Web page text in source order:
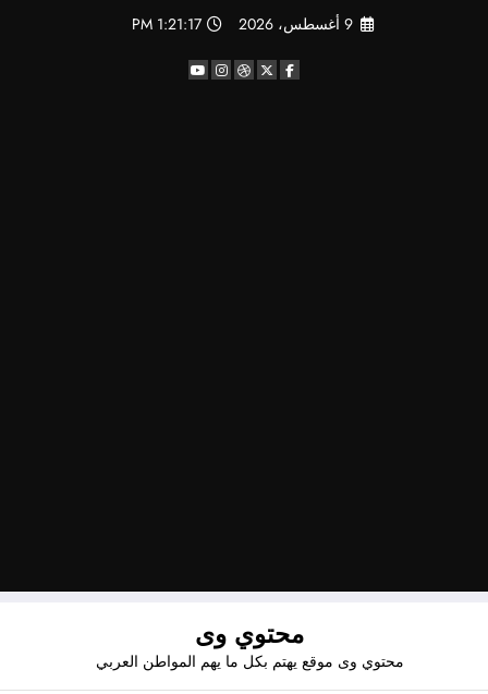
9 أغسطس، 2026 1:21:18 PM
محتوي وى
محتوي وى موقع يهتم بكل ما يهم المواطن العربي